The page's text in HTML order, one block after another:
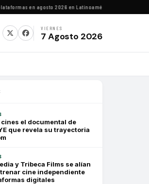
en agosto 2026 en Latinoamérica·
VIERNES
7 Agosto 2026
cines el documental de
que revela su trayectoria
y Tribeca Films se alían
cine independiente
digitales